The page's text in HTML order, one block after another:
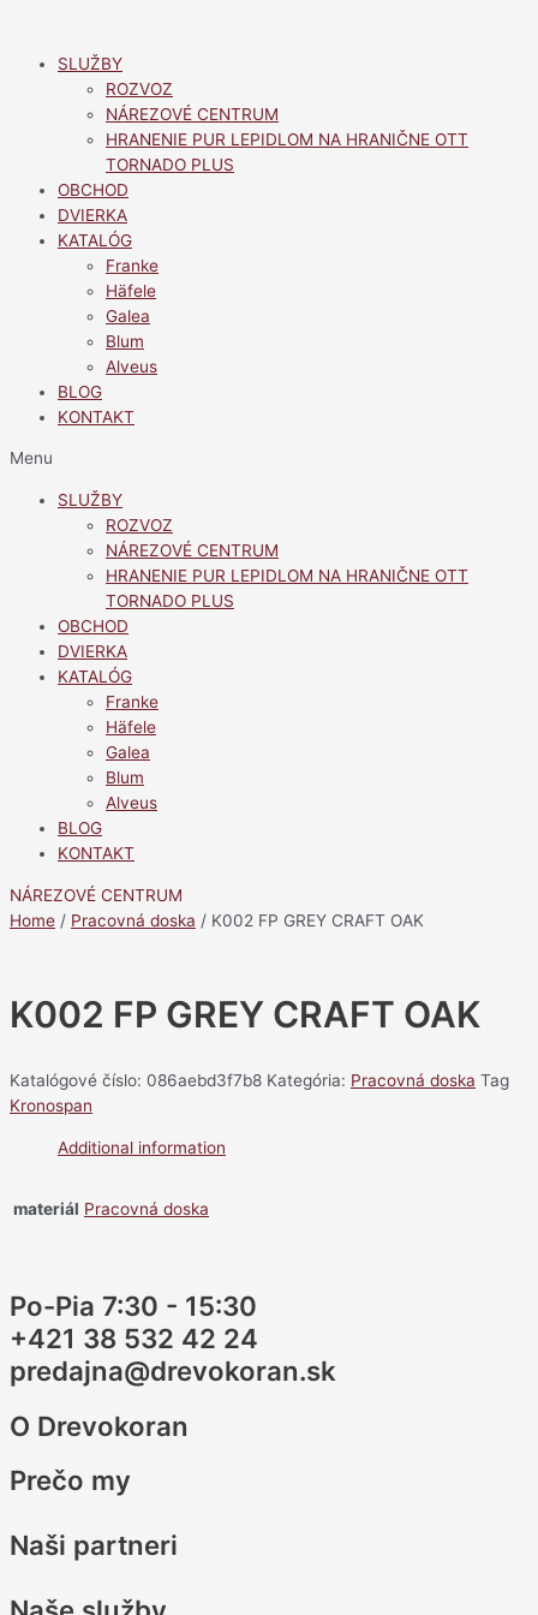
obsah
SLUŽBY
ROZVOZ
NÁREZOVÉ CENTRUM
HRANENIE PUR LEPIDLOM NA HRANIČNE OTT
TORNADO PLUS
OBCHOD
DVIERKA
KATALÓG
Franke
Häfele
Galea
Blum
Alveus
BLOG
KONTAKT
Menu
SLUŽBY
ROZVOZ
NÁREZOVÉ CENTRUM
HRANENIE PUR LEPIDLOM NA HRANIČNE OTT
TORNADO PLUS
OBCHOD
DVIERKA
KATALÓG
Franke
Häfele
Galea
Blum
Alveus
BLOG
KONTAKT
NÁREZOVÉ CENTRUM
Home / Pracovná doska / K002 FP GREY CRAFT OAK
K002 FP GREY CRAFT OAK
Katalógové číslo: 086aebd3f7b8 Kategória: Pracovná doska Tag
Kronospan
Additional information
materiál Pracovná doska
Po-Pia 7:30 - 15:30
+421 38 532 42 24
predajna@drevokoran.sk
O Drevokoran
Prečo my
Naši partneri